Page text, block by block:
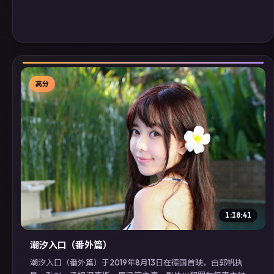
▶
高分
1:18:41
潮汐入口（番外篇）
潮汐入口（番外篇）于2019年8月13日在德国首映，由郭帆执